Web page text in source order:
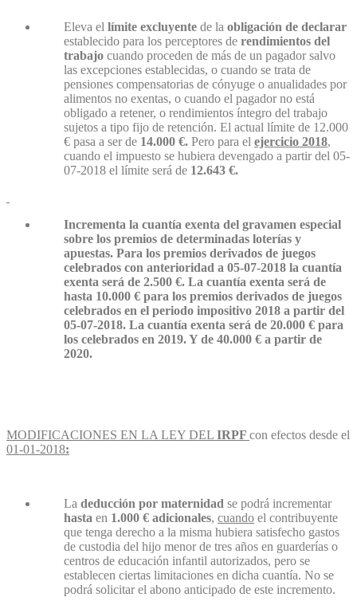
Eleva el límite excluyente de la obligación de declarar
establecido para los perceptores de rendimientos del
trabajo cuando proceden de más de un pagador salvo
las excepciones establecidas, o cuando se trata de
pensiones compensatorias de cónyuge o anualidades por
alimentos no exentas, o cuando el pagador no está
obligado a retener, o rendimientos íntegro del trabajo
sujetos a tipo fijo de retención. El actual límite de 12.000
€ pasa a ser de 14.000 €. Pero para el ejercicio 2018,
cuando el impuesto se hubiera devengado a partir del 05-
07-2018 el límite será de 12.643 €.
Incrementa la cuantía exenta del gravamen especial
sobre los premios de determinadas loterías y
apuestas. Para los premios derivados de juegos
celebrados con anterioridad a 05-07-2018 la cuantía
exenta será de 2.500 €. La cuantía exenta será de
hasta 10.000 € para los premios derivados de juegos
celebrados en el periodo impositivo 2018 a partir del
05-07-2018. La cuantía exenta será de 20.000 € para
los celebrados en 2019. Y de 40.000 € a partir de
2020.
MODIFICACIONES EN LA LEY DEL IRPF con efectos desde el
01-01-2018:
La deducción por maternidad se podrá incrementar
hasta en 1.000 € adicionales, cuando el contribuyente
que tenga derecho a la misma hubiera satisfecho gastos
de custodia del hijo menor de tres años en guarderías o
centros de educación infantil autorizados, pero se
establecen ciertas limitaciones en dicha cuantía. No se
podrá solicitar el abono anticipado de este incremento.